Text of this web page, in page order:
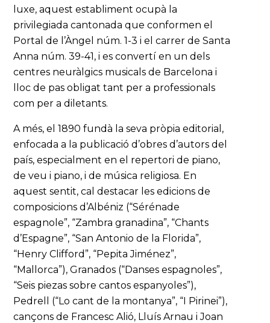
luxe, aquest establiment ocupà la
privilegiada cantonada que conformen el
Portal de l’Àngel núm. 1-3 i el carrer de Santa
Anna núm. 39-41, i es convertí en un dels
centres neuràlgics musicals de Barcelona i
lloc de pas obligat tant per a professionals
com per a diletants.
A més, el 1890 fundà la seva pròpia editorial,
enfocada a la publicació d’obres d’autors del
país, especialment en el repertori de piano,
de veu i piano, i de música religiosa. En
aquest sentit, cal destacar les edicions de
composicions d’Albéniz (“Sérénade
espagnole”, “Zambra granadina”, “Chants
d’Espagne”, “San Antonio de la Florida”,
“Henry Clifford”, “Pepita Jiménez”,
“Mallorca”), Granados (“Danses espagnoles”,
“Seis piezas sobre cantos espanyoles”),
Pedrell (“Lo cant de la montanya”, “I Pirinei”),
cançons de Francesc Alió, Lluís Arnau i Joan